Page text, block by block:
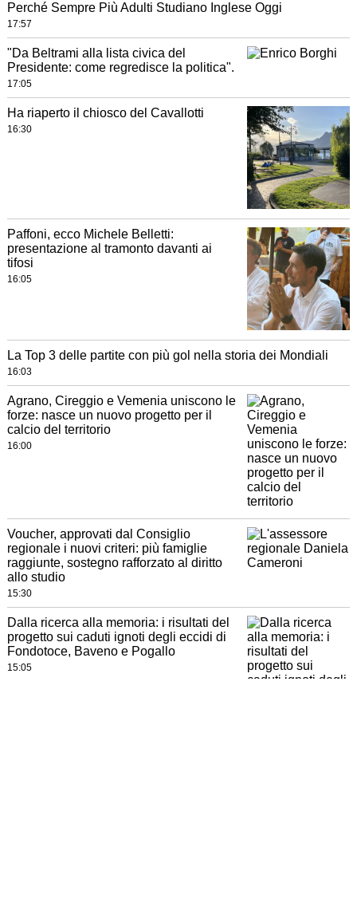
Perché Sempre Più Adulti Studiano Inglese Oggi
17:57
"Da Beltrami alla lista civica del
Presidente: come regredisce la politica".
17:05
Ha riaperto il chiosco del Cavallotti
16:30
Paffoni, ecco Michele Belletti:
presentazione al tramonto davanti ai
tifosi
16:05
La Top 3 delle partite con più gol nella storia dei Mondiali
16:03
Agrano, Cireggio e Vemenia uniscono le
forze: nasce un nuovo progetto per il
calcio del territorio
16:00
Voucher, approvati dal Consiglio
regionale i nuovi criteri: più famiglie
raggiunte, sostegno rafforzato al diritto
allo studio
15:30
Dalla ricerca alla memoria: i risultati del
progetto sui caduti ignoti degli eccidi di
Fondotoce, Baveno e Pogallo
15:05